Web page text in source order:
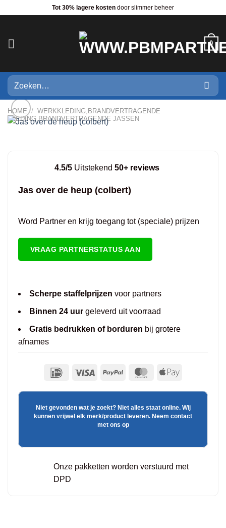
Tot 30% lagere kosten door slimmer beheer
0
Zoeken
naar:
HOME / WERKKLEDING,BRANDVERTRAGENDE
KLEDING,BRANDVERTRAGENDE JASSEN
4.5/5 Uitstekend 50+ reviews
Jas over de heup (colbert)
Word Partner en krijg toegang tot (speciale) prijzen
VRAAG PARTNERSTATUS AAN
Scherpe staffelprijzen voor partners
Binnen 24 uurgeleverd uit voorraad
Gratis bedrukken of borduren bij grotere
afnames
Niet gevonden wat je zoekt? Niet alles staat online. Wij
kunnen vrijwel elk merk/product leveren. Neem contact
met ons op
Onze pakketten worden verstuurd met
DPD